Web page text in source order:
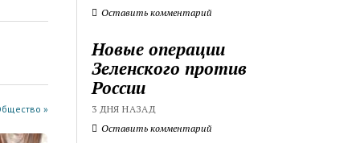
»
Оставить комментарий
Новые операции
Зеленского против
России
3 ДНЯ НАЗАД
Оставить комментарий